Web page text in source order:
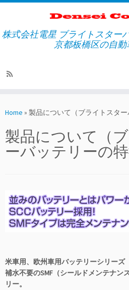
to
株式会社電星 ブライトスター
京都板橋区の自
Home » 製品について（ブライトスター
製品について（
ーバッテリーの特
米車用、欧州車用バッテリーシリーズ
補水不要のSMF（シールドメンテナン
リー。